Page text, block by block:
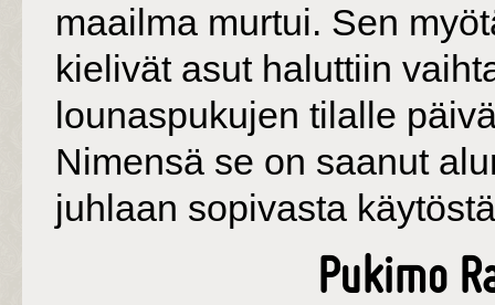
maailma murtui. Sen
kielivät asut haluttiin
lounaspukujen tilalle
Nimensä se on saanut
juhlaan sopivasta
Pukimo